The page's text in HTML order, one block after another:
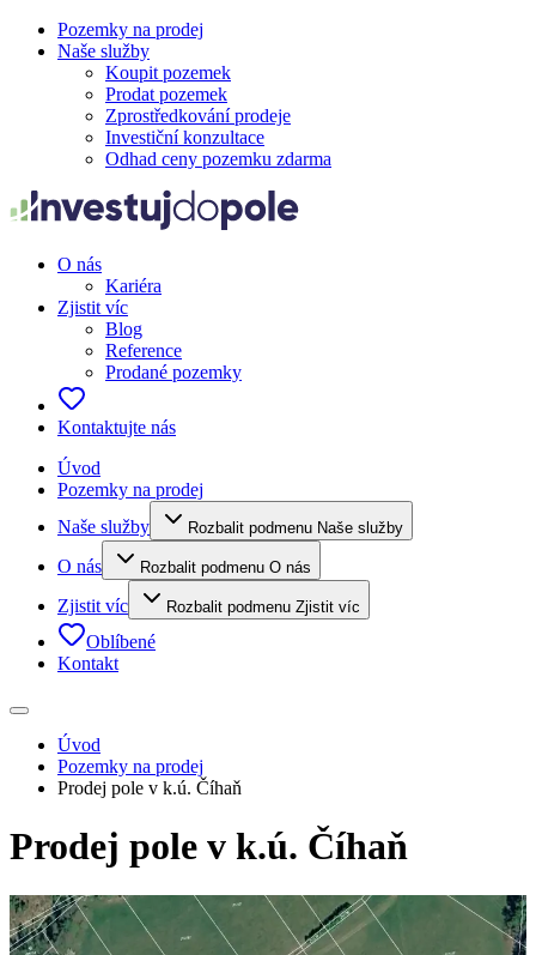
Pozemky na prodej
Naše služby
Koupit pozemek
Prodat pozemek
Zprostředkování prodeje
Investiční konzultace
Odhad ceny pozemku zdarma
O nás
Kariéra
Zjistit víc
Blog
Reference
Prodané pozemky
Kontaktujte nás
Úvod
Pozemky na prodej
Naše služby
Rozbalit podmenu Naše služby
O nás Rozbalit podmenu O nás
Zjistit víc Rozbalit podmenu Zjistit víc
Oblíbené
Kontakt
Úvod
Pozemky na prodej
Prodej pole v k.ú. Číhaň
Prodej pole v k.ú. Číhaň